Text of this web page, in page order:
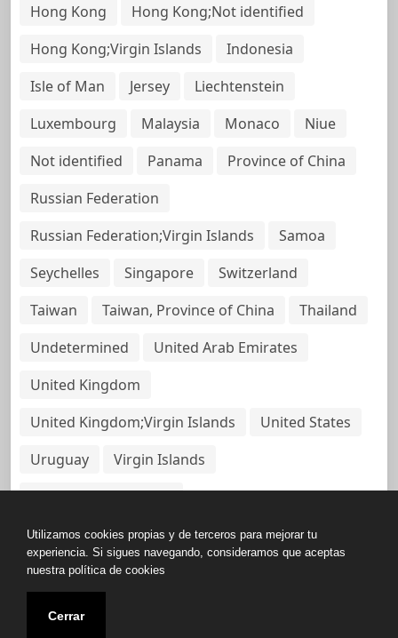
Hong Kong
Hong Kong;Not identified
Hong Kong;Virgin Islands
Indonesia
Isle of Man
Jersey
Liechtenstein
Luxembourg
Malaysia Monaco
Niue
Not identified
Panama
Province of China
Russian Federation
Russian Federation;Virgin Islands
Samoa
Seychelles
Singapore
Switzerland
Taiwan
Taiwan, Province of China
Thailand
Undetermined
United Arab Emirates
United Kingdom
United Kingdom;Virgin Islands
United States
Uruguay
Virgin Islands
Virgin Islands, British
Copyright © All rights reserved.
Utilizamos cookies propias y de terceros para mejorar tu
experiencia. Si sigues navegando, consideramos que aceptas
nuestra política de cookies
Cerrar